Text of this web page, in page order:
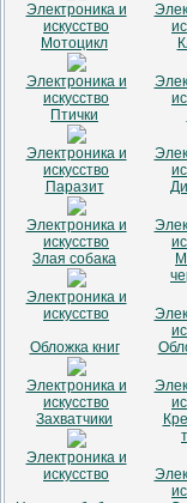
Электроника и
искусство
Мотоцикл
Электроника и
искусство
Птички
Электроника и
искусство
Паразит
Электроника и
искусство
Злая собака
Электроника и
искусство
Обложка книг
Электроника и
искусство
Захватчики
Электроника и
искусство